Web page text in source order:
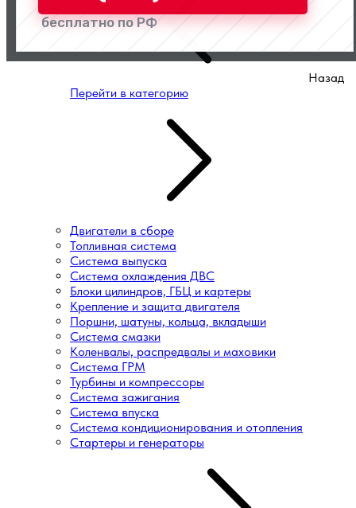
бесплатно по РФ
Назад
Перейти в категорию
Двигатели в сборе
Топливная система
Система выпуска
Система охлаждения ДВС
Блоки цилиндров, ГБЦ и картеры
Крепление и защита двигателя
Поршни, шатуны, кольца, вкладыши
Система смазки
Коленвалы, распредвалы и маховики
Система ГРМ
Турбины и компрессоры
Система зажигания
Система впуска
Система кондиционирования и отопления
Стартеры и генераторы